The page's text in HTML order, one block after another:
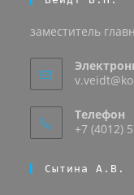
заместитель
Телефон
+7 (4012)
Сытина А.В.